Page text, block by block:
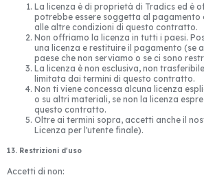
La licenza è di proprietà di Tradics ed è
potrebbe essere soggetta al pagamento
alle altre condizioni di questo contratto.
Non offriamo la licenza in tutti i paesi.
una licenza e restituire il pagamento (se
paese che non serviamo o se ci sono
La licenza è non esclusiva, non
limitata dai termini di questo contratto.
Non ti viene concessa alcuna licenza
o su altri materiali, se non la licenza
questo contratto.
Oltre ai termini sopra, accetti anche il
Licenza per l'utente finale).
13. Restrizioni d'uso
Accetti di non: